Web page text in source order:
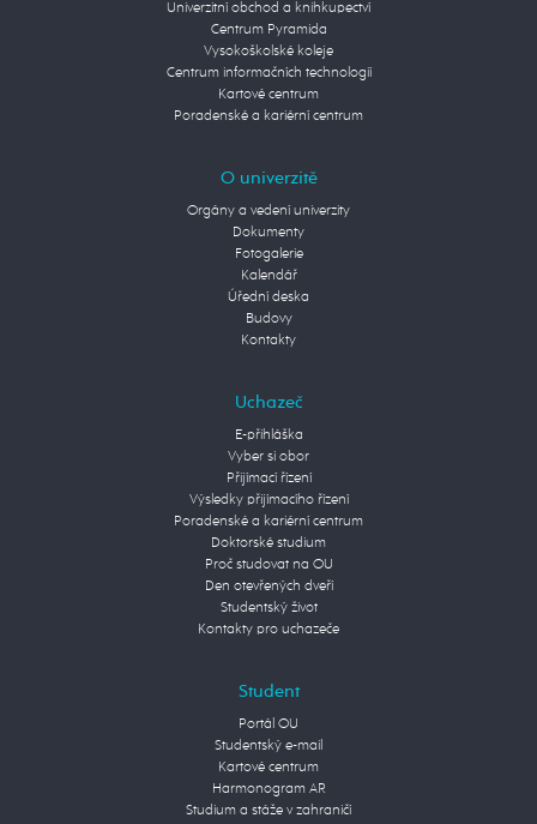
Univerzitní obchod a knihkupectví
Centrum Pyramida
Vysokoškolské koleje
Centrum informačních technologií
Kartové centrum
Poradenské a kariérní centrum
O univerzitě
Orgány a vedení univerzity
Dokumenty
Fotogalerie
Kalendář
Úřední deska
Budovy
Kontakty
Uchazeč
E-přihláška
Vyber si obor
Přijímací řízení
Výsledky přijímacího řízení
Poradenské a kariérní centrum
Doktorské studium
Proč studovat na OU
Den otevřených dveří
Studentský život
Kontakty pro uchazeče
Student
Portál OU
Studentský e-mail
Kartové centrum
Harmonogram AR
Studium a stáže v zahraničí